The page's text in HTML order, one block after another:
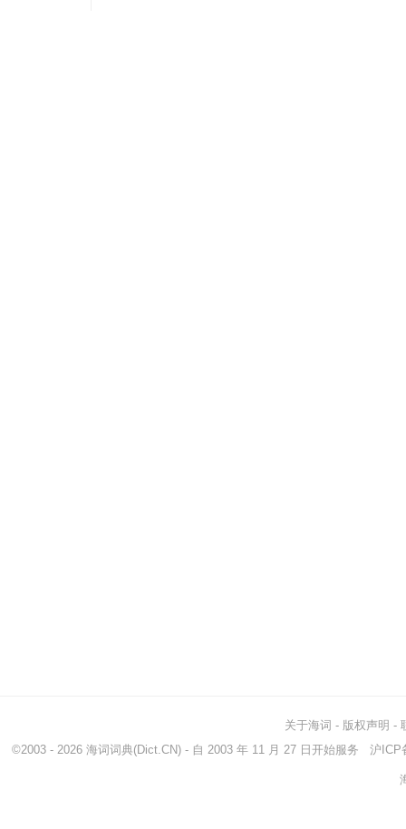
关于海词 - 版权声明 -
©2003 - 2026 海词词典(Dict.CN) - 自 2003 年 11 月 27 日开始服务 沪ICP